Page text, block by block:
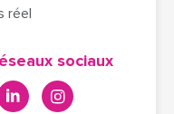
réel
sociaux